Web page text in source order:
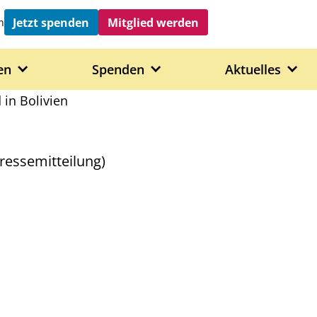
Jetzt spenden Mitglied werden
Spenden Aktuelles
in Bolivien